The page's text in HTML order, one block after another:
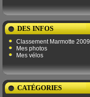
DES INFOS
Classement Marmotte 2009
Mes photos
Mes vélos
CATÉGORIES